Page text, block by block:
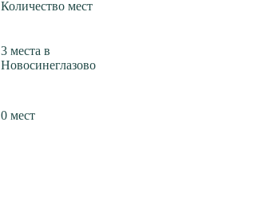
Количество мест
3 места в
Новосинеглазово
0 мест